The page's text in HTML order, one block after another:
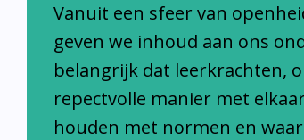
Vanuit een sfeer van
geven we inhoud aan ons
belangrijk dat leerkrachten,
repectvolle manier met
houden met normen en